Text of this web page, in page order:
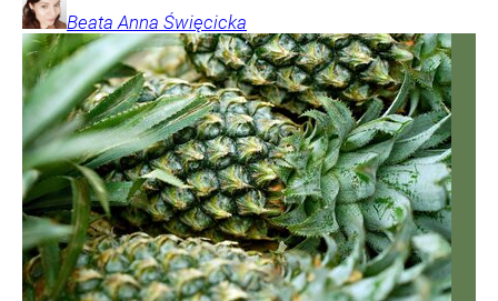
Beata Anna Święcicka